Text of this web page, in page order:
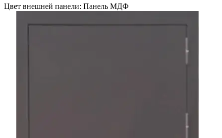
Цвет внешней панели: Панель МДФ